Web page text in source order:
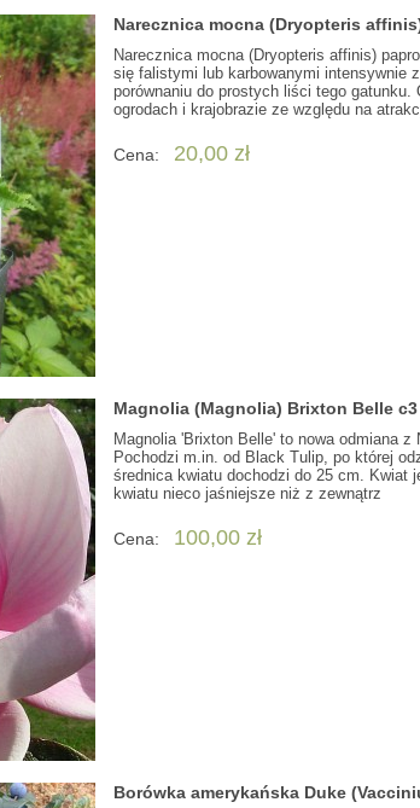
Narecznica mocna (Dryopteris
Narecznica mocna (Dryopteris affinis)
się falistymi lub karbowanymi intensywnie
porównaniu do prostych liści tego
ogrodach i krajobrazie ze względu na
Cena: 20,00 zł
Magnolia (Magnolia) Brixton Belle c3
Magnolia 'Brixton Belle' to nowa odmiana
Pochodzi m.in. od Black Tulip, po której
średnica kwiatu dochodzi do 25 cm. Kwiat
kwiatu nieco jaśniejsze niż z zewnątrz
Cena: 100,00 zł
Borówka amerykańska Duke